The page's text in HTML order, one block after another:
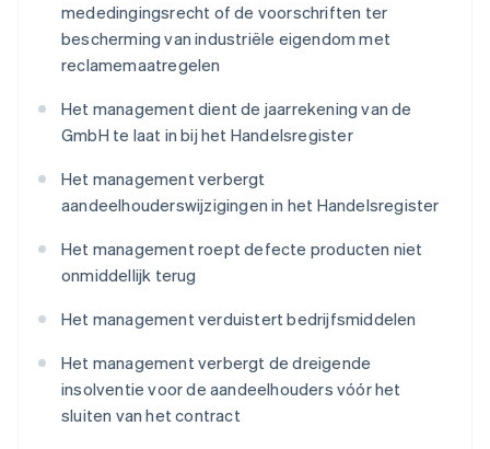
mededingingsrecht of de voorschriften ter
bescherming van industriële eigendom met
reclamemaatregelen
Het management dient de jaarrekening van de
GmbH te laat in bij het Handelsregister
Het management verbergt
aandeelhouderswijzigingen in het Handelsregister
Het management roept defecte producten niet
onmiddellijk terug
Het management verduistert bedrijfsmiddelen
Het management verbergt de dreigende
insolventie voor de aandeelhouders vóór het
sluiten van het contract